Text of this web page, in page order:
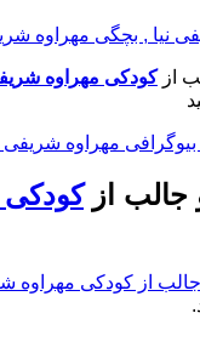
ازکودکی مهراوه
ازکودکی
از کودکی مهراوه